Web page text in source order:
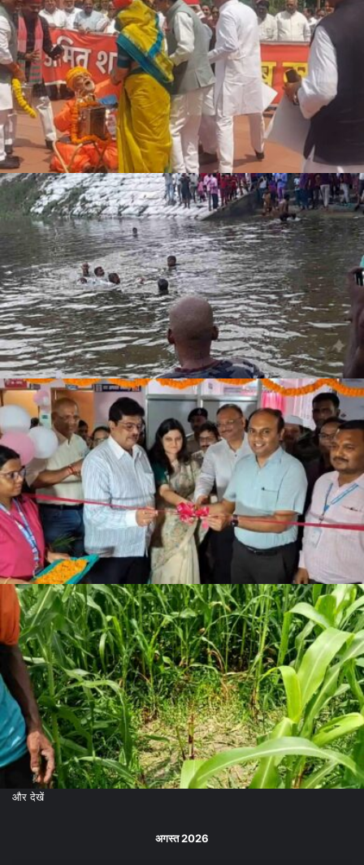
और देखें
अगस्त 2026